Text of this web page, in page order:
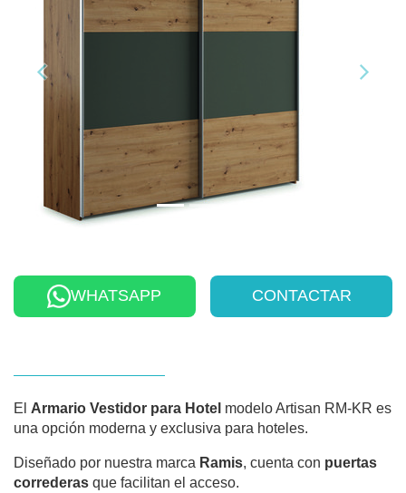
WHATSAPP CONTACTAR
El Armario Vestidor para Hotel modelo Artisan RM-KR es
una opción moderna y exclusiva para hoteles.
Diseñado por nuestra marca Ramis, cuenta con puertas
correderas que facilitan el acceso.